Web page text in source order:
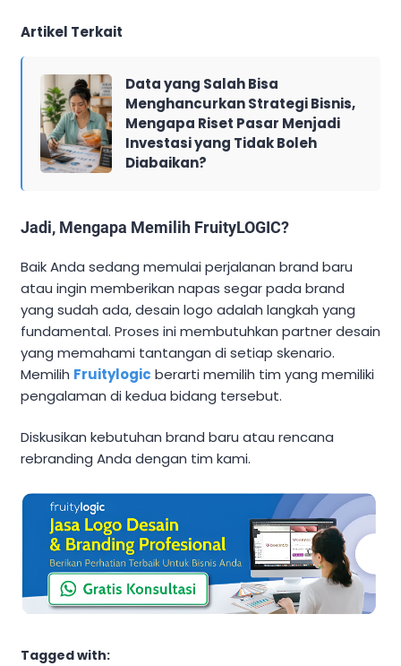
Artikel Terkait
Data yang Salah Bisa
Menghancurkan Strategi Bisnis,
Mengapa Riset Pasar Menjadi
Investasi yang Tidak Boleh
Diabaikan?
Jadi, Mengapa Memilih FruityLOGIC?
Baik Anda sedang memulai perjalanan brand baru
atau ingin memberikan napas segar pada brand
yang sudah ada, desain logo adalah langkah yang
fundamental. Proses ini membutuhkan partner desain
yang memahami tantangan di setiap skenario.
Memilih Fruitylogic berarti memilih tim yang memiliki
pengalaman di kedua bidang tersebut.
Diskusikan kebutuhan brand baru atau rencana
rebranding Anda dengan tim kami.
Tagged with: